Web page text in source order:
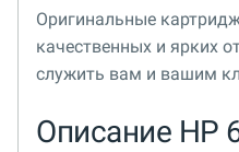
Оригинальные
качественных и ярких
служить вам и вашим
Описание HP